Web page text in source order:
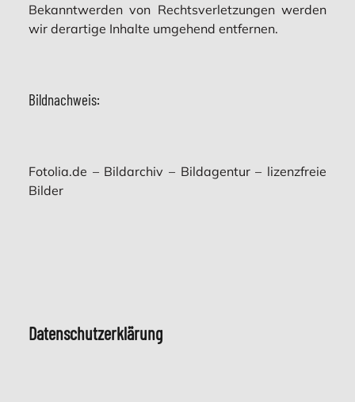
Bekanntwerden von Rechtsverletzungen werden
wir derartige Inhalte umgehend entfernen.
Bildnachweis:
Fotolia.de – Bildarchiv – Bildagentur – lizenzfreie
Bilder
Datenschutzerklärung